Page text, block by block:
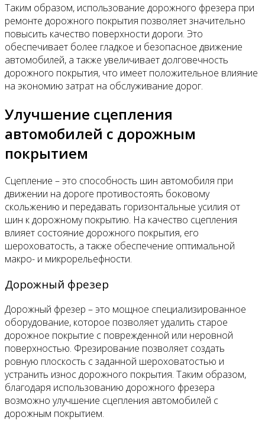
Таким образом, использование дорожного фрезера при
ремонте дорожного покрытия позволяет значительно
повысить качество поверхности дороги. Это
обеспечивает более гладкое и безопасное движение
автомобилей, а также увеличивает долговечность
дорожного покрытия, что имеет положительное влияние
на экономию затрат на обслуживание дорог.
Улучшение сцепления
автомобилей с дорожным
покрытием
Сцепление – это способность шин автомобиля при
движении на дороге противостоять боковому
скольжению и передавать горизонтальные усилия от
шин к дорожному покрытию. На качество сцепления
влияет состояние дорожного покрытия, его
шероховатость, а также обеспечение оптимальной
макро- и микрорельефности.
Дорожный фрезер
Дорожный фрезер – это мощное специализированное
оборудование, которое позволяет удалить старое
дорожное покрытие с поврежденной или неровной
поверхностью. Фрезирование позволяет создать
ровную плоскость с заданной шероховатостью и
устранить износ дорожного покрытия. Таким образом,
благодаря использованию дорожного фрезера
возможно улучшение сцепления автомобилей с
дорожным покрытием.